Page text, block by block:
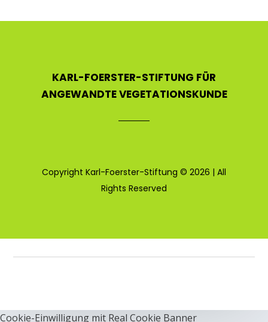
KARL-FOERSTER-STIFTUNG FÜR
ANGEWANDTE VEGETATIONSKUNDE
Copyright Karl-Foerster-Stiftung © 2026 | All
Rights Reserved
Cookie-Einwilligung mit Real Cookie Banner